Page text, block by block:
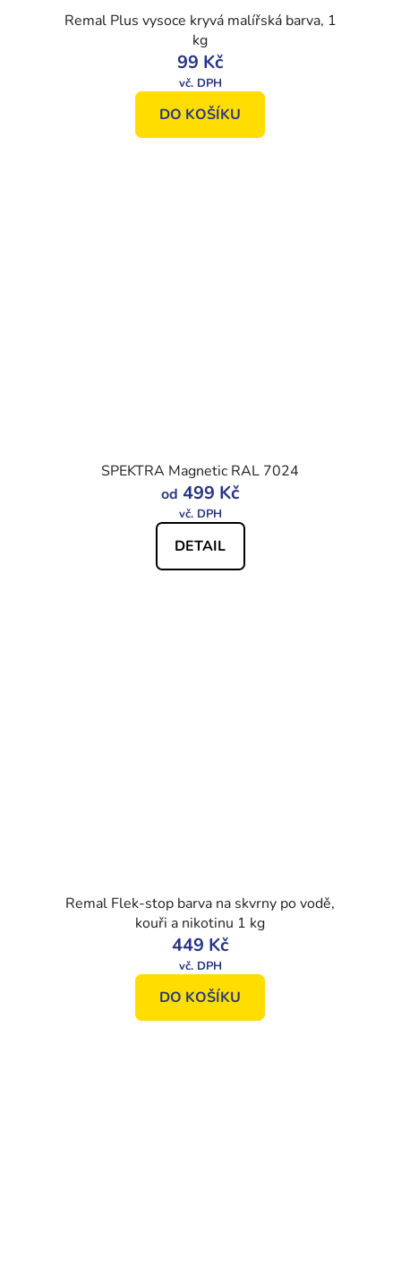
Remal Plus vysoce kryvá malířská barva, 1
kg
99 Kč
DO KOŠÍKU
SPEKTRA Magnetic RAL 7024
od 499 Kč
DETAIL
Remal Flek-stop barva na skvrny po vodě,
kouři a nikotinu 1 kg
449 Kč
DO KOŠÍKU